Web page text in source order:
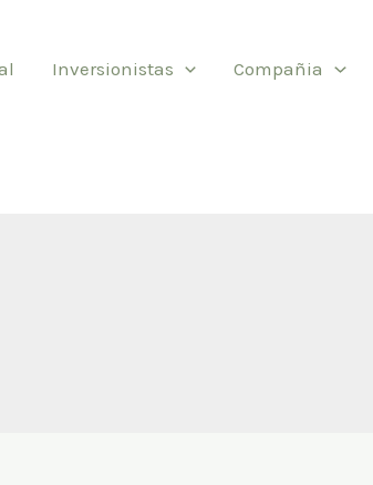
Inversionistas Compañia